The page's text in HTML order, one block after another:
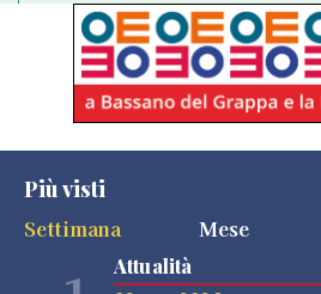
Più visti
Settimana
Mese
Attualità